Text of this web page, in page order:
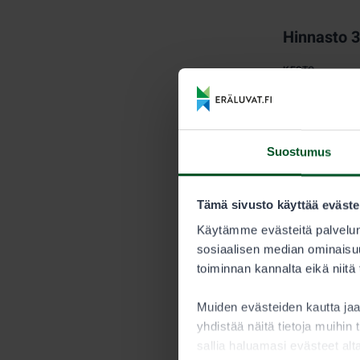
Suostumus
Tämä sivusto käyttää
Käytämme evästeitä
sosiaalisen median
toiminnan kannalta eikä
Muiden evästeiden kautta
yhdistää näitä tietoja muihin
sallia haluamasi evästeet
Hinnasto
KESTO
myytävien
saavutetaan.
Metsästäjän
Alle 15-